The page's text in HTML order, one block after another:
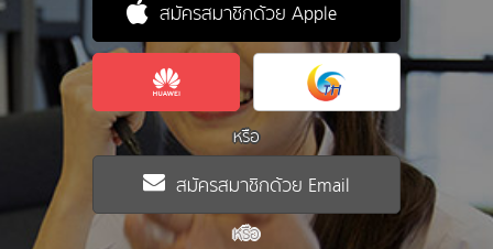
สมัครสมาชิกด้วย Apple
หรือ
สมัครสมาชิกด้วย Email
หรือ